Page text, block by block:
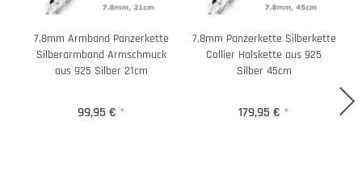
7,8mm Armband Panzerkette
Silberarmband Armschmuck
aus 925 Silber 21cm
99,95 € *
7,8mm Panzerkette Silberkette
Collier Halskette aus 925
Silber 45cm
179,95 € *